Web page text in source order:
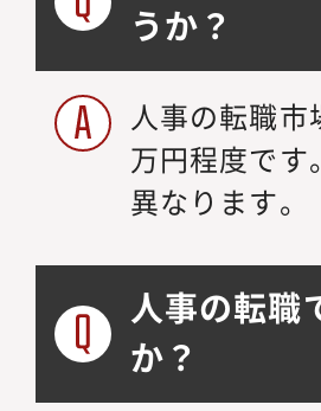
うか？
人事の転職
万円程度で
異なります。
人事の転職
か？